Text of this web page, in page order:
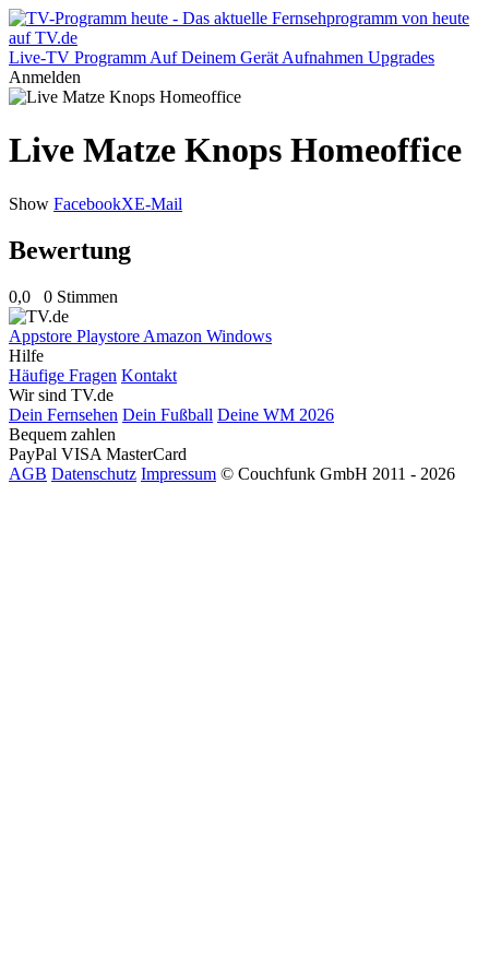
Live-TV Programm Auf Deinem Gerät Aufnahmen Upgrades
Anmelden
Live Matze Knops Homeoffice
Show FacebookXE-Mail
Bewertung
0,0 0 Stimmen
Appstore Playstore Amazon Windows
Hilfe
Häufige Fragen Kontakt
Wir sind TV.de
Dein Fernsehen Dein Fußball Deine WM 2026
Bequem zahlen
PayPal VISA MasterCard
AGB Datenschutz Impressum © Couchfunk GmbH 2011 - 2026